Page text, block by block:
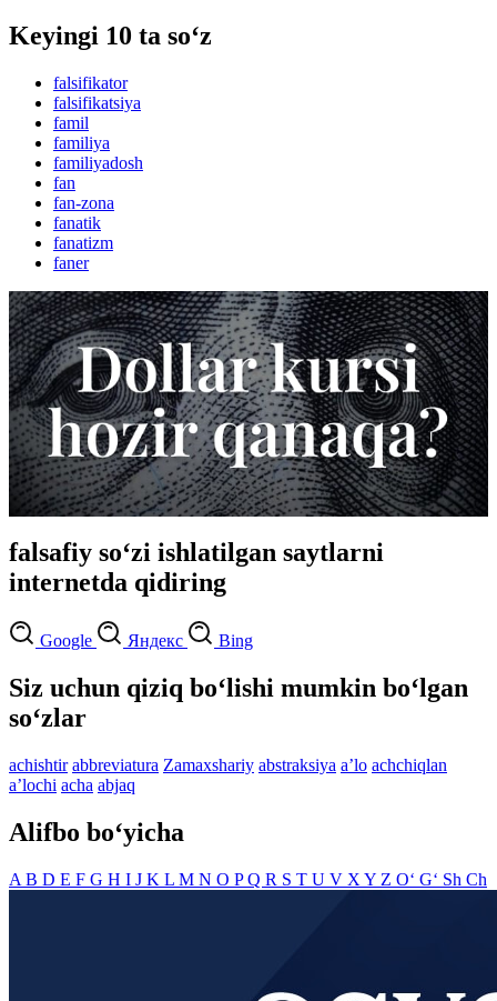
Keyingi 10 ta so‘z
falsifikator
falsifikatsiya
famil
familiya
familiyadosh
fan
fan-zona
fanatik
fanatizm
faner
falsafiy so‘zi ishlatilgan saytlarni
internetda qidiring
Google Яндекс Bing
Siz uchun qiziq bo‘lishi mumkin bo‘lgan
so‘zlar
achishtir abbreviatura Zamaxshariy abstraksiya aʼlo achchiqlan
aʼlochi acha abjaq
Alifbo bo‘yicha
A B D E F G H I J K L M N O PQ R S T U V X Y Z O‘ G‘ Sh Ch